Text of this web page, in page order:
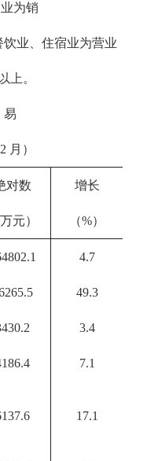
为销
业、住宿业为营业
上。
月）
对数
万元）
增长
（%）
4.7
49.3
3.4
7.1
17.1